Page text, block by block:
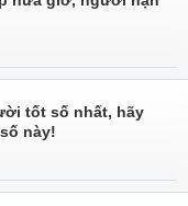
tốt số nhất, hãy
này!